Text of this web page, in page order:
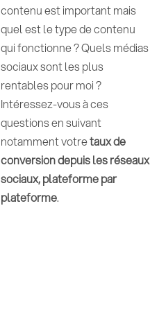
contenu est important mais
quel est le type de contenu
qui fonctionne ? Quels médias
sociaux sont les plus
rentables pour moi ?
Intéressez-vous à ces
questions en suivant
notamment votretaux de
conversion depuis les réseaux
sociaux, plateforme par
plateforme.